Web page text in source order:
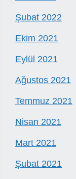
Şubat 2022
Ekim 2021
Eylül 2021
Ağustos 2021
Temmuz 2021
Nisan 2021
Mart 2021
Şubat 2021